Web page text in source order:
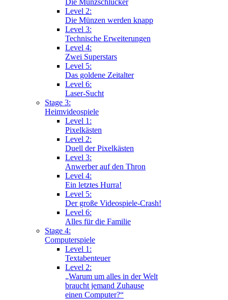
Level 2:
Die Münzen werden knapp
Level 3:
Technische Erweiterungen
Level 4:
Zwei Superstars
Level 5:
Das goldene Zeitalter
Level 6:
Laser-Sucht
Stage 3:
Heimvideospiele
Level 1:
Pixelkästen
Level 2:
Duell der Pixelkästen
Level 3:
Anwerber auf den Thron
Level 4:
Ein letztes Hurra!
Level 5:
Der große Videospiele-Crash!
Level 6:
Alles für die Familie
Stage 4:
Computerspiele
Level 1:
Textabenteuer
Level 2:
„Warum um alles in der Welt
braucht jemand Zuhause
einen Computer?“